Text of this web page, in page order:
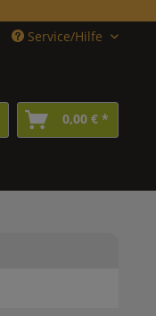
Service/Hilfe
0,00 € *